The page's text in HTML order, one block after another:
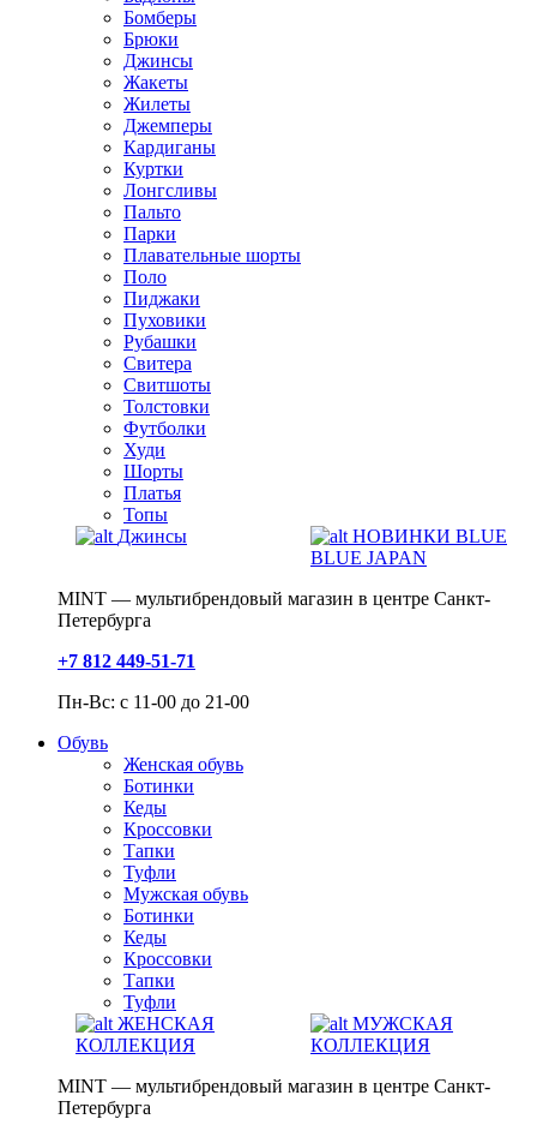
Бомберы
Брюки
Джинсы
Жакеты
Жилеты
Джемперы
Кардиганы
Куртки
Лонгсливы
Пальто
Парки
Плавательные шорты
Поло
Пиджаки
Пуховики
Рубашки
Свитера
Свитшоты
Толстовки
Футболки
Худи
Шорты
Платья
Топы
Джинсы
НОВИНКИ BLUE
BLUE JAPAN
MINT — мультибрендовый магазин в центре Санкт-
Петербурга
+7 812 449-51-71
Пн-Вс: с 11-00 до 21-00
Обувь
Женская обувь
Ботинки
Кеды
Кроссовки
Тапки
Туфли
Мужская обувь
Ботинки
Кеды
Кроссовки
Тапки
Туфли
ЖЕНСКАЯ
КОЛЛЕКЦИЯ
МУЖСКАЯ
КОЛЛЕКЦИЯ
MINT — мультибрендовый магазин в центре Санкт-
Петербурга